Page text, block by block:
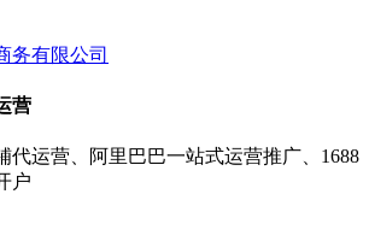
营
代运营、阿里巴巴一站式运营推广、1688
户